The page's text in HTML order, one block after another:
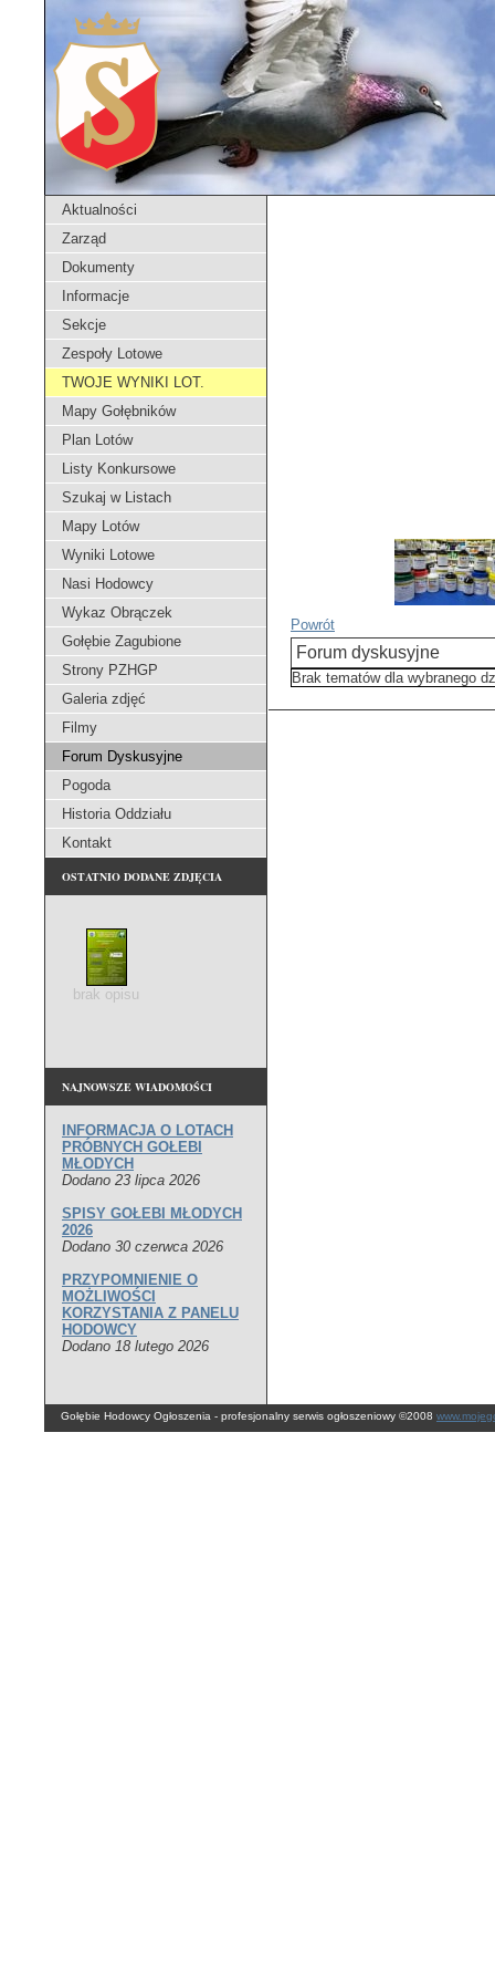
Powrót
Forum dyskusyjne
Brak tematów dla wybranego
Aktualności
Zarząd
Dokumenty
Informacje
Sekcje
Zespoły Lotowe
TWOJE WYNIKI LOT.
Mapy Gołębników
Plan Lotów
Listy Konkursowe
Szukaj w Listach
Mapy Lotów
Wyniki Lotowe
Nasi Hodowcy
Wykaz Obrączek
Gołębie Zagubione
Strony PZHGP
Galeria zdjęć
Filmy
Forum Dyskusyjne
Pogoda
Historia Oddziału
Kontakt
OSTATNIO DODANE ZDJĘCIA
brak opisu
NAJNOWSZE WIADOMOŚCI
INFORMACJA O LOTACH
PRÓBNYCH GOŁEBI
MŁODYCH
Dodano 23 lipca 2026
SPISY GOŁEBI MŁODYCH
2026
Dodano 30 czerwca 2026
PRZYPOMNIENIE O
MOŻLIWOŚCI
KORZYSTANIA Z PANELU
HODOWCY
Dodano 18 lutego 2026
Gołębie Hodowcy Ogłoszenia - profesjonalny serwis ogłoszeniowy ©2008